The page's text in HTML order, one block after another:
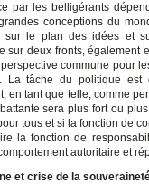
par les belligérants
conceptions du
sur le plan des idées et
sur deux fronts, également
commune pour
La tâche du politique
en tant que telle, comme
sera plus fort ou
tous et si la fonction de
la fonction de
autoritaire et
et crise de la